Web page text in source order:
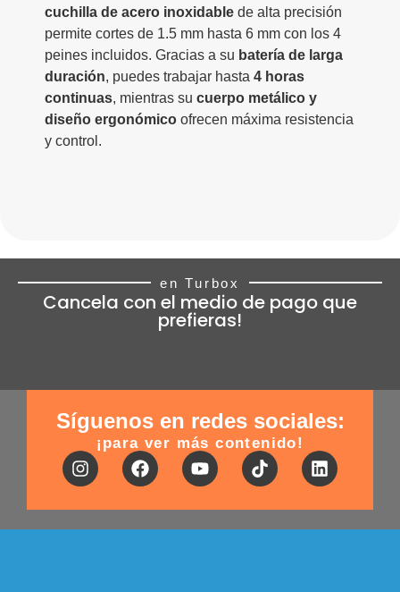
cuchilla de acero inoxidable de alta precisión
permite cortes de 1.5 mm hasta 6 mm con los 4
peines incluidos. Gracias a su batería de larga
duración, puedes trabajar hasta 4 horas
continuas, mientras su cuerpo metálico y
diseño ergonómico ofrecen máxima resistencia
y control.
en Turbox
Cancela con el medio de pago que
prefieras!
Síguenos en redes sociales:
¡para ver más contenido!